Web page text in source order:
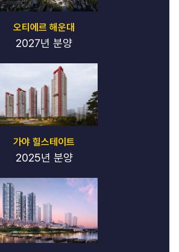
오티에르 해운대
2027년 분양
가야 힐스테이트
2025년 분양